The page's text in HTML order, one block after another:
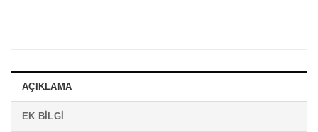
AÇIKLAMA
EK BILGI